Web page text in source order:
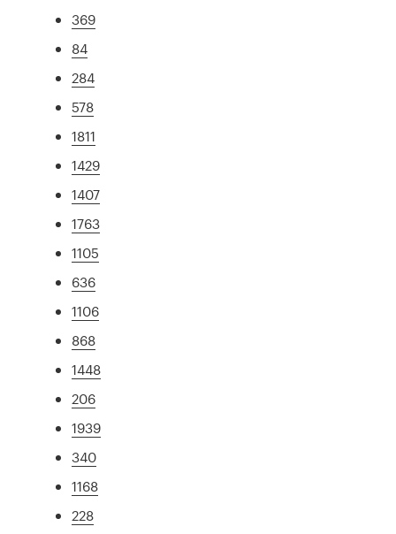
369
84
284
578
1811
1429
1407
1763
1105
636
1106
868
1448
206
1939
340
1168
228